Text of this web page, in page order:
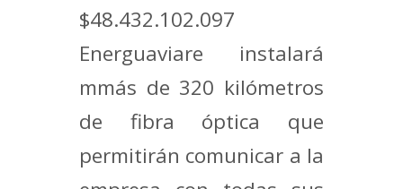
$48.432.102.097
Energuaviare instalará
mmás de 320 kilómetros
de fibra óptica que
permitirán comunicar a la